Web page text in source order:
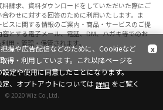
請求、資料ダウンロードをしていただいた際にご
わせに対する回答のために利用いたします。ま
スに関する情報のご案内・商品・サービスのご提
とする電子メール、電話、DM、ハガキ等でのお
用・管理・保管されます。
© 2020 Wiz Co.,Ltd.
握や広告配信などのために、Cookieなど
得・利用しています。これ以降ページを
定や使用に同意したことになります。
、オプトアウトについては詳細
x
をご覧く